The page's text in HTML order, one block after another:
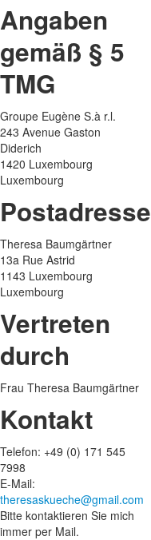
Angaben
gemäß § 5
TMG
Groupe Eugène S.à r.l.
243 Avenue Gaston
Diderich
1420 Luxembourg
Luxembourg
Postadresse
Theresa Baumgärtner
13a Rue Astrid
1143 Luxembourg
Luxembourg
Vertreten
durch
Frau Theresa Baumgärtner
Kontakt
Telefon: +49 (0) 171 545
7998
E-Mail:
theresaskueche@gmail.com
Bitte kontaktieren Sie mich
immer per Mail.